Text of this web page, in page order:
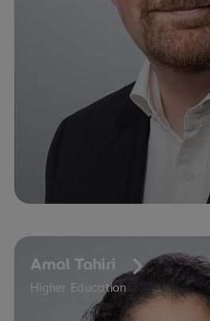
Amal Tahiri
Higher Education